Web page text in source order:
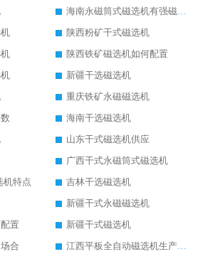
海南永磁筒式磁选机有强磁的吗
陕西粉矿干式磁选机
陕西铁矿磁选机如何配置
新疆干选磁选机
重庆铁矿永磁磁选机
海南干选磁选机
山东干式磁选机供应
广西干式永磁筒式磁选机
机特点
吉林干选磁选机
新疆干式永磁磁选机
置
新疆干式磁选机
合
江西平板全自动磁选机生产厂家